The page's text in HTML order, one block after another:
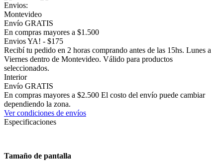
Envios:
Montevideo
Envío GRATIS
En compras mayores a $1.500
Envios YA! - $175
Recibí tu pedido en 2 horas comprando antes de las 15hs. Lunes a
Viernes dentro de Montevideo. Válido para productos
seleccionados.
Interior
Envío GRATIS
En compras mayores a $2.500 El costo del envío puede cambiar
dependiendo la zona.
Ver condiciones de envíos
Especificaciones
Tamaño de pantalla